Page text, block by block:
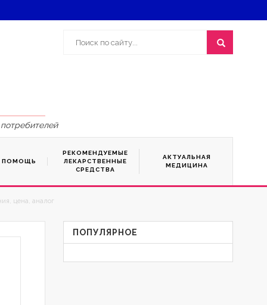
ПОМОЩЬ
РЕКОМЕНДУЕМЫЕ
ЛЕКАРСТВЕННЫЕ
СРЕДСТВА
АКТУАЛЬНАЯ
МЕДИЦИНА
цена, аналог
ПОПУЛЯРНОЕ